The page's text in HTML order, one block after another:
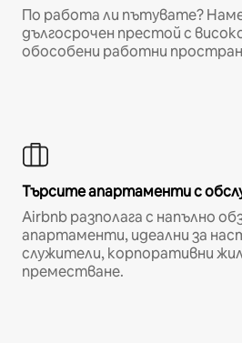
По работа ли пътувате?
дългосрочен престой с
обособени работни
Търсите апартаменти с
Airbnb разполага с напълно
апартаменти, идеални за
служители, корпоративни
преместване.